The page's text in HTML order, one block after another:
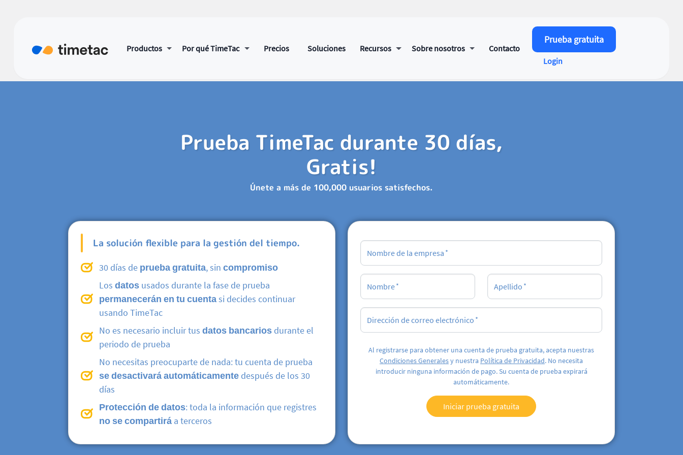
Productos Por qué TimeTac Precios Soluciones Recursos Sobre nosotros Contacto
Prueba gratuita
Login
Prueba TimeTac durante 30 días,
Gratis!
Únete a más de 100,000 usuarios satisfechos.
La solución flexible para la gestión del tiempo.
30 días de prueba gratuita, sin compromiso
Los datos usados durante la fase de prueba
permanecerán en tu cuentasi decides continuar
usando TimeTac
No es necesario incluir tus datos bancarios durante el
periodo de prueba
No necesitas preocuparte de nada: tu cuenta de prueba
se desactivará automáticamente después de los 30
días
Protección de datos: toda la información que registres
no se compartirá a terceros
Nombre de la empresa
Nombre Apellido
Dirección de correo electrónico
Al registrarse para obtener una cuenta de prueba gratuita, acepta nuestras
Condiciones Generalesy nuestra Política de Privacidad. No necesita
introducir ninguna información de pago. Su cuenta de prueba expirará
automáticamente.
Iniciar prueba gratuita